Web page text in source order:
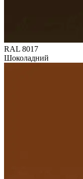
RAL 8017
Шоколадний